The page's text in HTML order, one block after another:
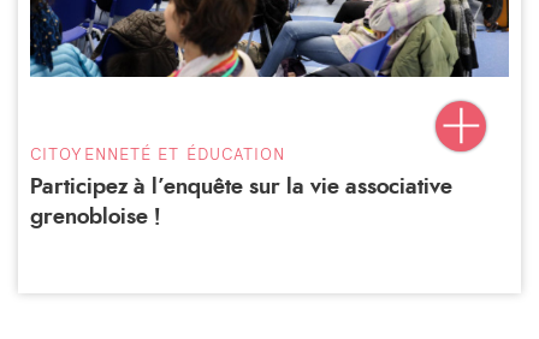
CITOYENNETÉ ET ÉDUCATION
Participez à l’enquête sur la vie associative
grenobloise !